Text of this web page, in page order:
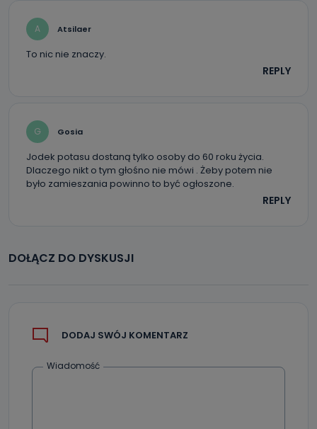
e-mailowo pod adresem: poczta@tvproart.pl
A
Atsilaer
To nic nie znaczy.
REPLY
G Gosia
Jodek potasu dostaną tylko osoby do 60 roku życia.
Dlaczego nikt o tym głośno nie mówi . Żeby potem nie
było zamieszania powinno to być ogłoszone.
REPLY
DOŁĄCZ DO DYSKUSJI
DODAJ SWÓJ KOMENTARZ
Wiadomość